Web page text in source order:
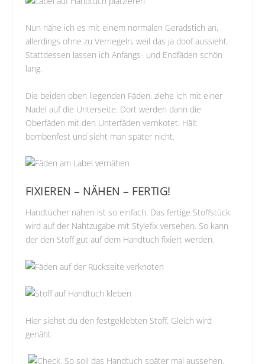
Nun nähe ich es mit einem normalen Geradstich an,
allerdings ohne zu Verriegeln, weil das ja doof aussieht.
Stattdessen lassen ich Anfangs- und Endfäden schön
lang.
Die beiden oben liegenden Fäden, ziehe ich mit einer
Nadel auf die Unterseite. Dort werden dann die
Oberfäden mit den Unterfäden vernkotet. Hält
bombenfest und sieht man später nicht.
FIXIEREN – NÄHEN – FERTIG!
Handtücher nähen ist so einfach. Das fertige Stoffstück
wird auf der Nahtzugabe mit Stylefix versehen. So kann
der den Stoff gut auf dem Handtuch fixiert werden.
Hier siehst du den festgeklebten Stoff. Gleich wird
genäht.